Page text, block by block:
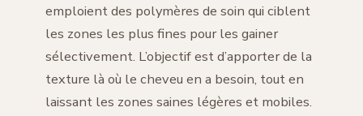
emploient des polymères de soin qui ciblent
les zones les plus fines pour les gainer
sélectivement. L’objectif est d’apporter de la
texture là où le cheveu en a besoin, tout en
laissant les zones saines légères et mobiles.